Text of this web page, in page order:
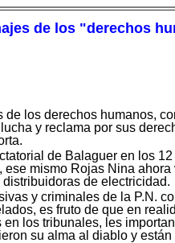
de los "derechos
los derechos humanos,
y reclama por sus
de Balaguer en los
mismo Rojas Nina
de electricidad.
y criminales de la P.N.
es fruto de que en
los tribunales, les
su alma al diablo y